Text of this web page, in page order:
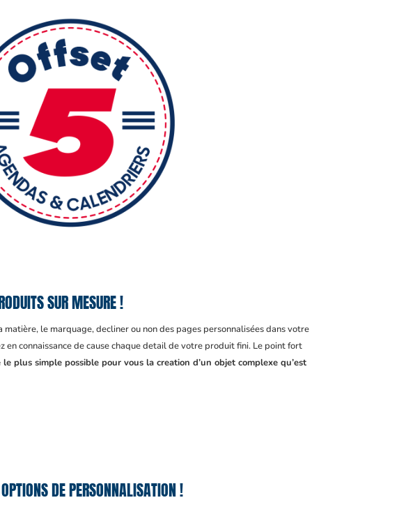
SUR MESURE !
le marquage, decliner ou non des pages personnalisées dans votre
connaissance de cause chaque detail de votre produit fini. Le point fort
le plus simple possible pour vous la creation d’un objet complexe qu’est
DE PERSONNALISATION !